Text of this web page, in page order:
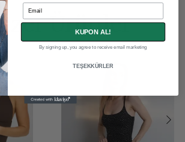
Ürünler
Email
KUPON AL!
By signing up, you agree to receive email marketing
TEŞEKKÜRLER